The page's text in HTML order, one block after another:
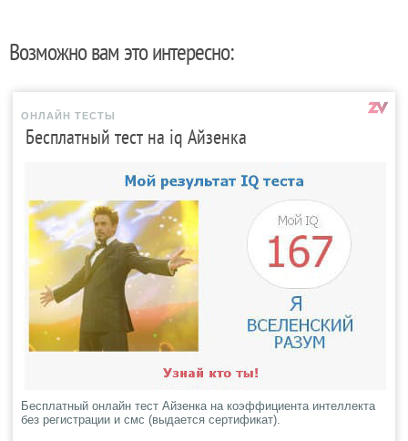
Возможно вам это интересно:
ОНЛАЙН ТЕСТЫ
Бесплатный тест на iq Айзенка
Бесплатный онлайн тест Айзенка на коэффициента интеллекта
без регистрации и смс (выдается сертификат).